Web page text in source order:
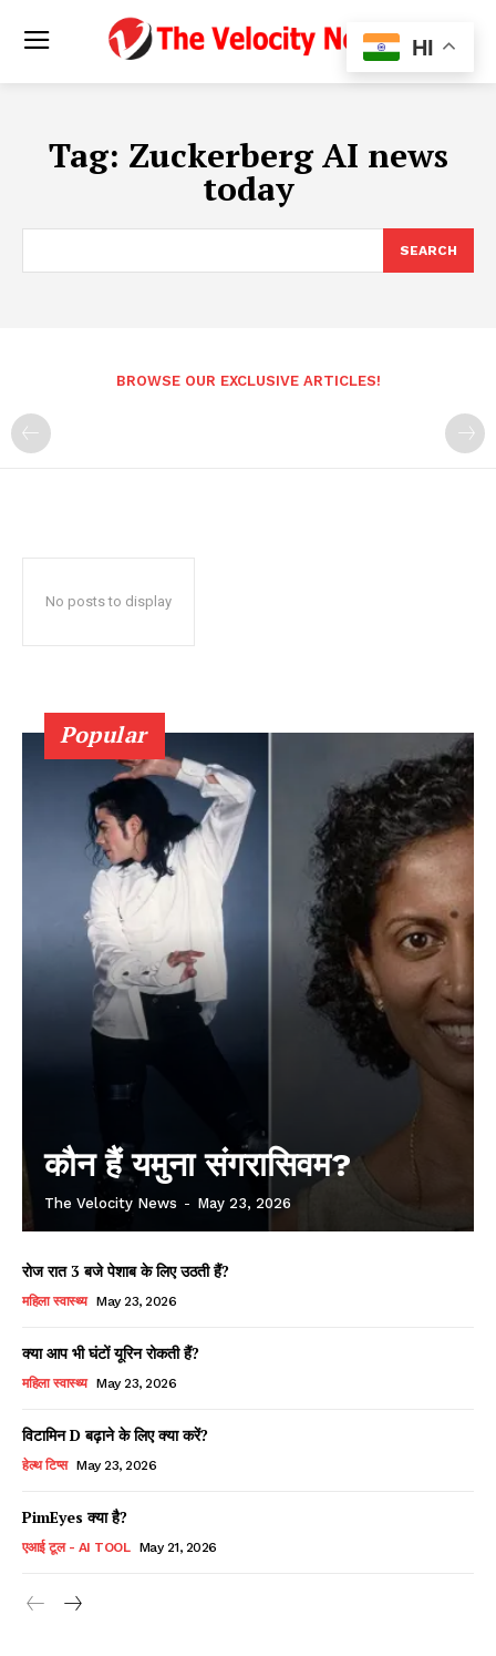
Tag: Zuckerberg AI news
today
SEARCH
BROWSE OUR EXCLUSIVE ARTICLES!
No posts to display
Popular
कौन हैं यमुना संगरासिवम?
The Velocity News - May 23, 2026
रोज रात 3 बजे पेशाब के लिए उठती हैं?
महिला स्वास्थ्य May 23, 2026
क्या आप भी घंटों यूरिन रोकती हैं?
महिला स्वास्थ्य May 23, 2026
विटामिन D बढ़ाने के लिए क्या करें?
हेल्थ टिप्स May 23, 2026
PimEyes क्या है?
एआई टूल - AI TOOL May 21, 2026
HI